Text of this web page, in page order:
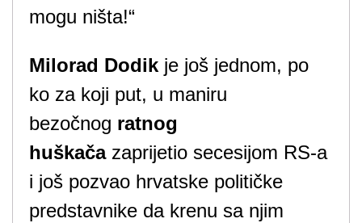
mogu ništa!“
Milorad Dodik je još jednom, po
ko za koji put, u maniru
bezočnog ratnog
huškačazaprijetio secesijom RS-a
i još pozvao hrvatske političke
predstavnike da krenu sa njim